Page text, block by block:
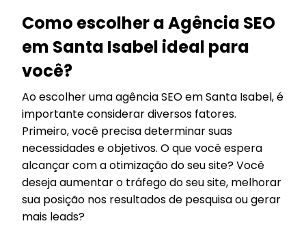
Como escolher a Agência SEO
em Santa Isabel ideal para
você?
Ao escolher uma agência SEO em Santa Isabel, é
importante considerar diversos fatores.
Primeiro, você precisa determinar suas
necessidades e objetivos. O que você espera
alcançar com a otimização do seu site? Você
deseja aumentar o tráfego do seu site, melhorar
sua posição nos resultados de pesquisa ou gerar
mais leads?